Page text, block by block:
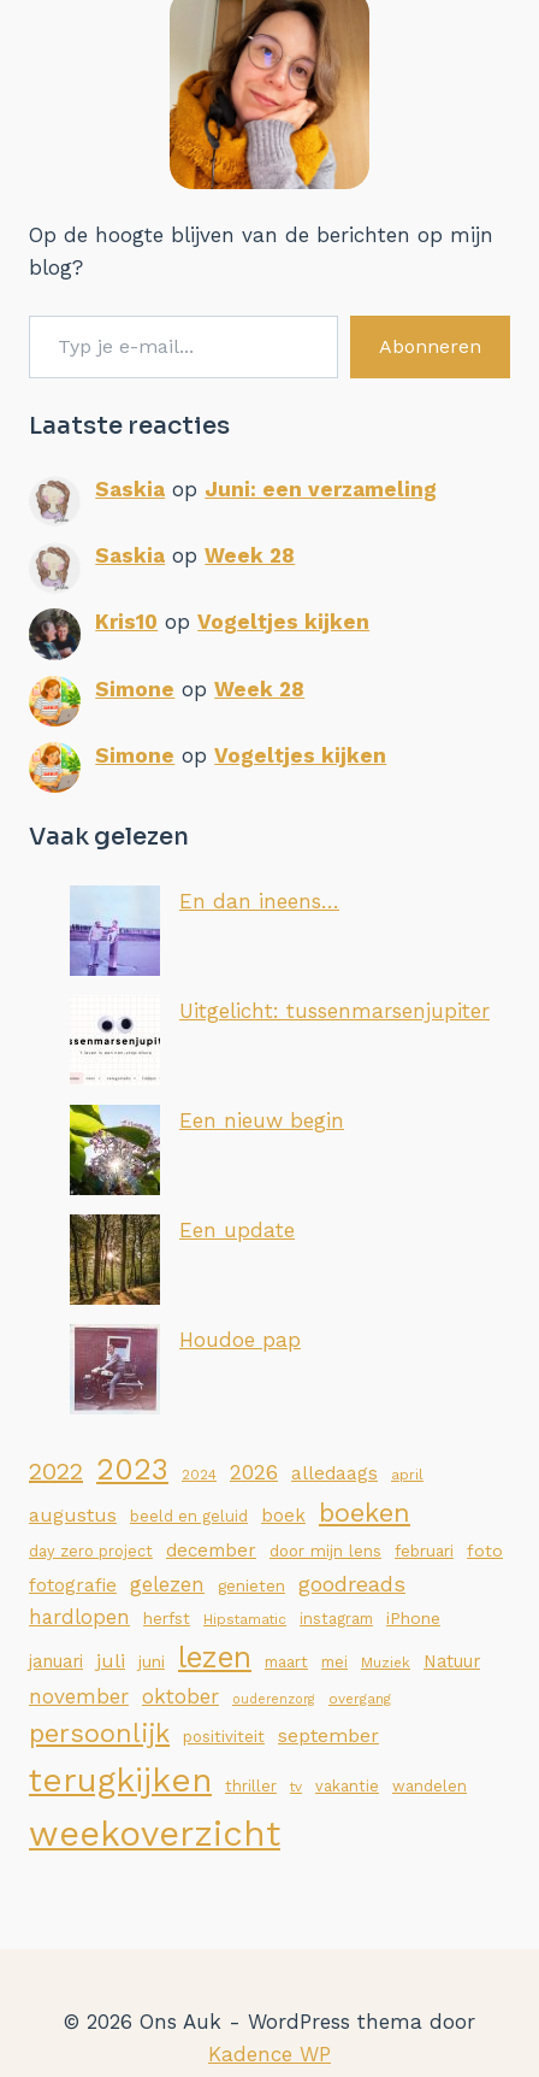
Op de hoogte blijven van de berichten op mijn
blog?
Typ je e-mail...
Abonneren
Laatste reacties
Saskia op Juni: een verzameling
Saskia opWeek 28
Kris10 opVogeltjes kijken
Simone opWeek 28
Simone opVogeltjes kijken
Vaak gelezen
En dan ineens…
Uitgelicht: tussenmarsenjupiter
Een nieuw begin
Een update
Houdoe pap
2022 2023 2024 2026 alledaags april
augustus beeld en geluid boek boeken
day zero project december door mijn lens februari foto
fotografie gelezen genieten goodreads
hardlopen herfst Hipstamatic instagram iPhone
januari juli juni lezen maart mei Muziek Natuur
november oktober ouderenzorg overgang
persoonlijk positiviteit september
terugkijken thriller tv vakantie wandelen
weekoverzicht
© 2026 Ons Auk - WordPress thema door
Kadence WP